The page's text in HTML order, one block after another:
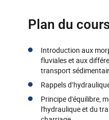
Plan du
Introduction aux
fluviales et aux
transport
Rappels
Principe d'équilibre,
l'hydraulique et du